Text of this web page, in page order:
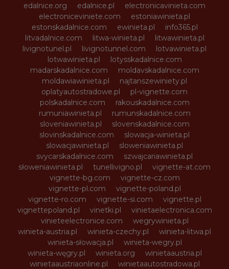
edalnice.org
edalnice.pl
electronicavinieta.com
electroniceviniete.com
estoniawinieta.pl
estonskadalnice.com
ewinieta.pl
info365.pl
litvadalnice.com
litwa-winieta.pl
litwawinieta.pl
livignotunel.pl
livignotunnel.com
lotvawinieta.pl
lotwawinieta.pl
lotysskadalnice.com
madarskadalnice.com
moldavskadalnice.com
moldawiawinieta.pl
najtanszewiniety.pl
oplatyautostradowe.pl
pl-vignette.com
polskadalnice.com
rakouskadalnice.com
rumuniawinieta.pl
rumunskadalnice.com
sloveniawinieta.pl
slovenskadalnice.com
slovinskadalnice.com
slowacja-winieta.pl
slowacjawinieta.pl
sloweniawinieta.pl
svycarskadalnice.com
szwajcariawinieta.pl
słoweniawinieta.pl
tunellivigno.pl
vignette-at.com
vignette-bg.com
vignette-cz.com
vignette-pl.com
vignette-poland.pl
vignette-ro.com
vignette-si.com
vignette.pl
vignettepoland.pl
vinetki.pl
vinietaelectronica.com
vinieteelectronice.com
wegrywinieta.pl
winieta-austria.pl
winieta-czechy.pl
winieta-litwa.pl
winieta-słowacja.pl
winieta-wegry.pl
winieta-węgry.pl
winieta.org
winietaaustria.pl
winietaaustriaonline.pl
winietaautostradowa.pl